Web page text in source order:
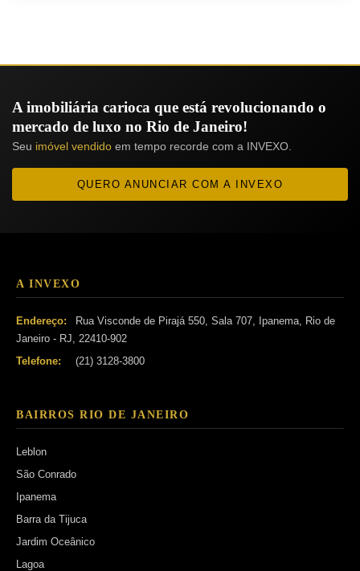
A imobiliária carioca que está revolucionando o
mercado de luxo no Rio de Janeiro!
Seu imóvel vendido em tempo recorde com a INVEXO.
QUERO ANUNCIAR COM A INVEXO
A INVEXO
Endereço:
Rua Visconde de Pirajá 550, Sala 707, Ipanema, Rio de
Janeiro - RJ, 22410-902
Telefone:
(21) 3128-3800
BAIRROS RIO DE JANEIRO
Leblon
São Conrado
Ipanema
Barra da Tijuca
Jardim Oceânico
Lagoa